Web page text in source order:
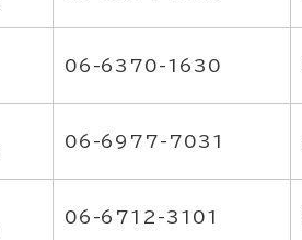
06-6370-1630
06-6977-7031
06-6712-3101